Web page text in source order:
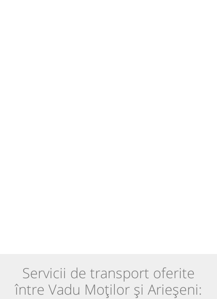
Servicii de transport oferite
între Vadu Moților și Arieșeni: